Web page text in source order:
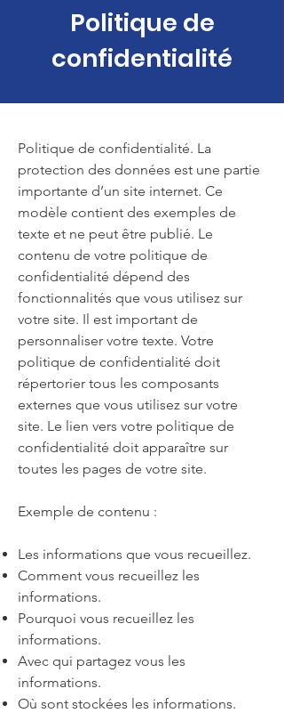
Politique de
confidentialité
Politique de confidentialité. La
protection des données est une partie
importante d’un site internet. Ce
modèle contient des exemples de
texte et ne peut être publié. Le
contenu de votre politique de
confidentialité dépend des
fonctionnalités que vous utilisez sur
votre site. Il est important de
personnaliser votre texte. Votre
politique de confidentialité doit
répertorier tous les composants
externes que vous utilisez sur votre
site. Le lien vers votre politique de
confidentialité doit apparaître sur
toutes les pages de votre site.
Exemple de contenu :
Les informations que vous recueillez.
Comment vous recueillez les
informations.
Pourquoi vous recueillez les
informations.
Avec qui partagez vous les
informations.
Où sont stockées les informations.